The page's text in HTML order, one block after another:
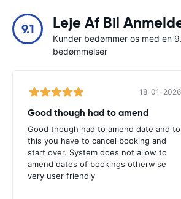
9.1 Leje Af Bil
Kunder bedømmer os med en
bedømmelser
18-01-2026
Good though had to amend
Good though had to amend date and to
this you have to cancel booking and
start over. System does not allow to
amend dates of bookings otherwise
very user friendly